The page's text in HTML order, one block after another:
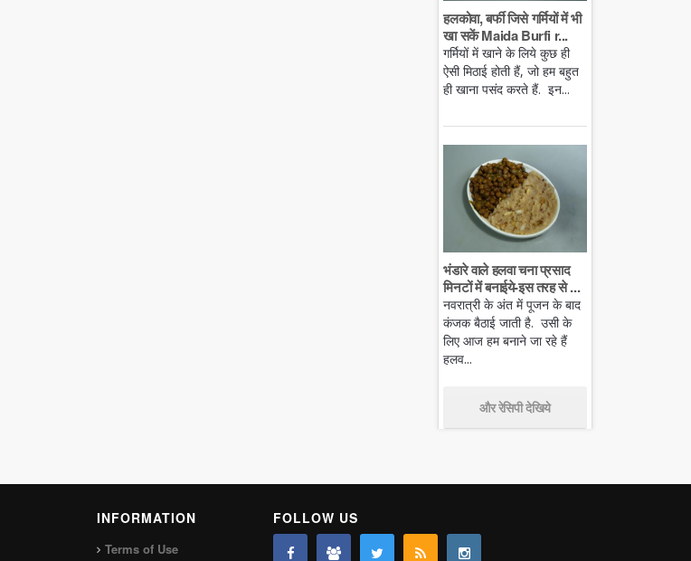
हलकोवा, बर्फी जिसे गर्मियों में भी
खा सकें Maida Burfi r...
गर्मियों में खाने के लिये कुछ ही
ऐसी मिठाई होती हैं, जो हम बहुत
ही खाना पसंद करते हैं. इन...
भंडारे वाले हलवा चना प्रसाद
मिनटों में बनाईये-इस तरह से ...
नवरात्री के अंत में पूजन के बाद
कंजक बैठाई जाती है. उसी के
लिए आज हम बनाने जा रहे हैं
हलव...
और रेसिपी देखिये
INFORMATION
Terms of Use
FOLLOW US